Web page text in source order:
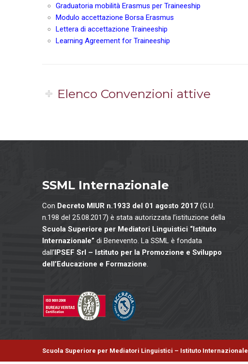
Graduatoria mobilità Erasmus per Traineeship
Modulo accettazione Borsa Erasmus
Lettera di accettazione Traineeship
Learning Agreement for Traineeship
Elenco Convenzioni attive
SSML Internazionale
Con Decreto MIUR n.1933 del 01 agosto 2017 (G.U.
n.198 del 25.08.2017) è stata autorizzata l’istituzione della
Scuola Superiore per Mediatori Linguistici “Istituto
Internazionale” di Benevento. La SSML è fondata
dall’IPSEF Srl – Istituto per la Promozione e Sviluppo
dell’Educazione e Formazione.
Scuola Superiore per Mediatori Linguistici – Istituto Internazionale